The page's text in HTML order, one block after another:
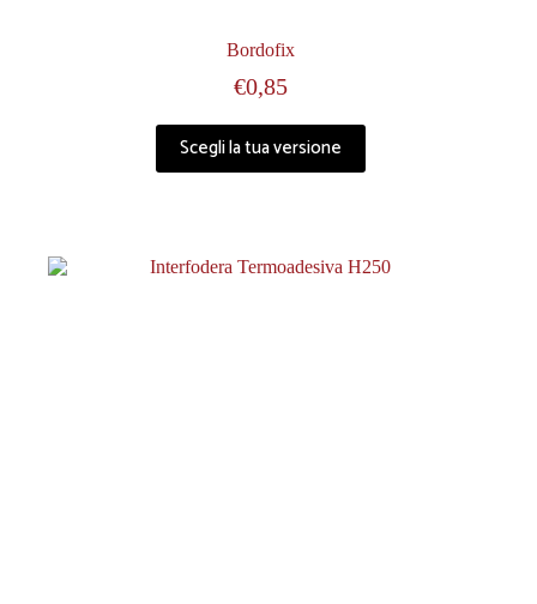
Bordofix
€0,85
Scegli la tua versione